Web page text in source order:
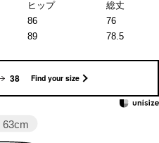
ヒップ
総丈
86
76
89
78.5
38 Find your size
63cm